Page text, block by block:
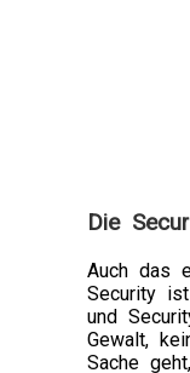
the
is
proper,
but
statements
Die
Auch das
Security
und
Gewalt,
Sache